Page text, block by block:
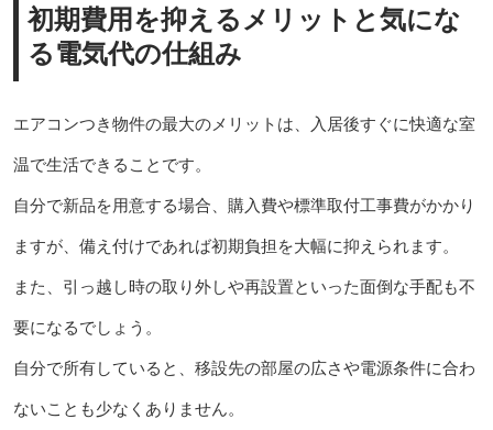
初期費用を抑えるメリットと気にな
る電気代の仕組み
エアコンつき物件の最大のメリットは、入居後すぐに快適な室
温で生活できることです。
自分で新品を用意する場合、購入費や標準取付工事費がかかり
ますが、備え付けであれば初期負担を大幅に抑えられます。
また、引っ越し時の取り外しや再設置といった面倒な手配も不
要になるでしょう。
自分で所有していると、移設先の部屋の広さや電源条件に合わ
ないことも少なくありません。